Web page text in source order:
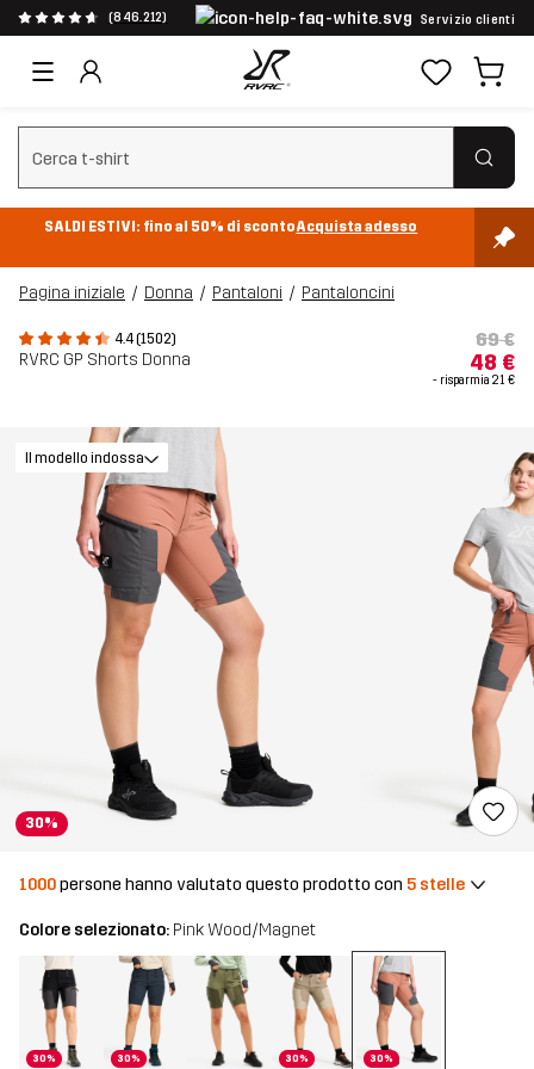
(846.212) Servizio clienti
Cancella ricerca
SALDI ESTIVI: fino al 50% di scontoAcquista adesso
Pagina iniziale Donna Pantaloni Pantaloncini
4.4 (1502)
RVRC GP Shorts Donna
69 €
48 €
- risparmia 21 €
30%
Il modello indossa
1000persone hanno valutato questo prodotto con 5 stelle
Colore selezionato: Pink Wood/Magnet
30% 30% 30% 30%